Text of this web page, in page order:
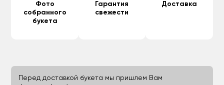
Фото
собранного
букета
Гарантия
свежести
Доставка
Перед доставкой букета мы пришлем Вам